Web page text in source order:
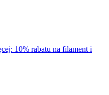
10% rabatu na filament i